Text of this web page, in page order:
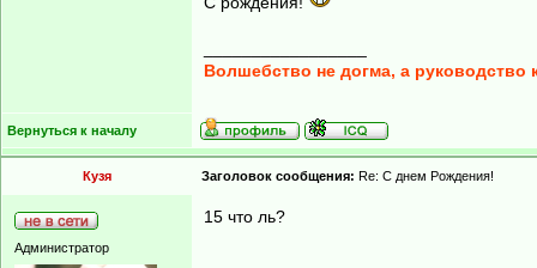
Волшебство не догма, а руководство
Вернуться к началу
Кузя Заголовок сообщения: Re: С днем Рождения!
Администратор
15 что ль?